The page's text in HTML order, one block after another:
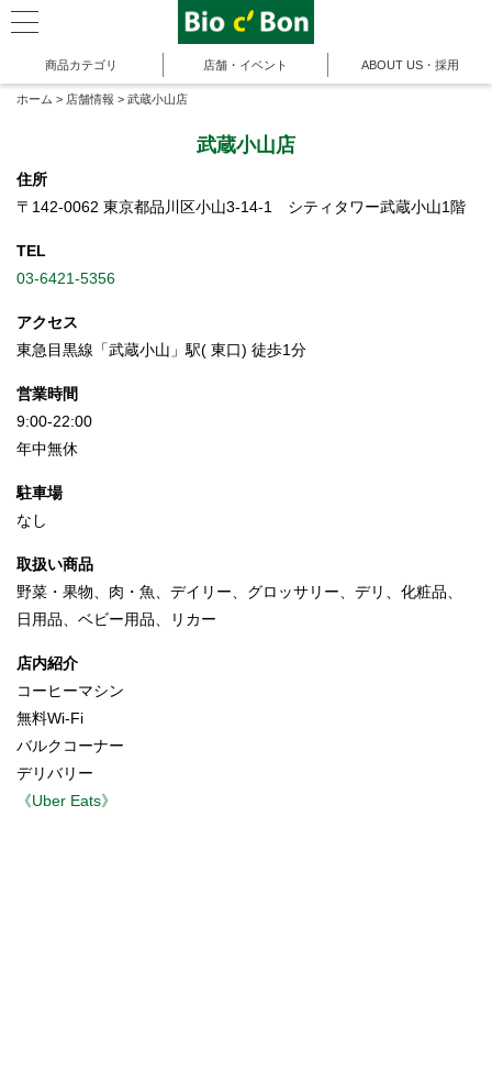
商品カテゴリ 店舗・イベント ABOUT US・採用
ホーム > 店舗情報 > 武蔵小山店
武蔵小山店
住所
〒142-0062 東京都品川区小山3-14-1 シティタワー武蔵小山1階
TEL
03-6421-5356
アクセス
東急目黒線「武蔵小山」駅( 東口) 徒歩1分
営業時間
9:00-22:00
年中無休
駐車場
なし
取扱い商品
野菜・果物、肉・魚、デイリー、グロッサリー、デリ、化粧品、
日用品、ベビー用品、リカー
店内紹介
コーヒーマシン
無料Wi-Fi
バルクコーナー
デリバリー
《Uber Eats》